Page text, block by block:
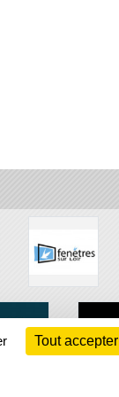
Tout accepter